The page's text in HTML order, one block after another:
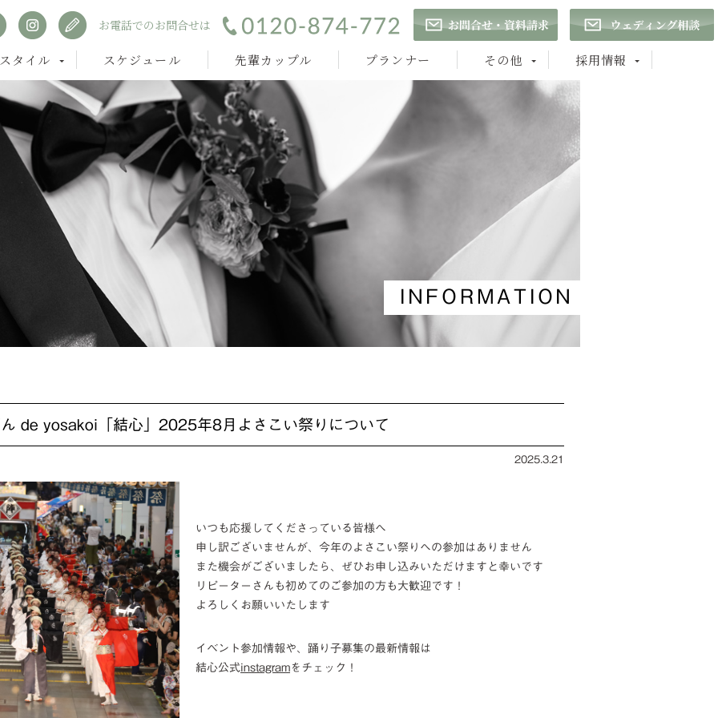
お電話でのお問合せは
タイル スケジュール 先輩カップル プランナー その他 採用情報
INFORMATION
de yosakoi「結心」2025年8月よさこい祭りについて
2025.3.21
いつも応援してくださっている皆様へ
申し訳ございませんが、今年のよさこい祭りへの参加はありません
また機会がございましたら、ぜひお申し込みいただけますと幸いです
リピーターさんも初めてのご参加の方も大歓迎です！
よろしくお願いいたします
イベント参加情報や、踊り子募集の最新情報は
結心公式instagram をチェック！